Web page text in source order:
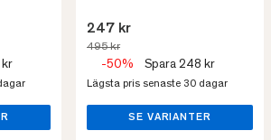
kr
247 kr
495 kr
-50% Spara 248 kr
Lägsta pris senaste 30 dagar
SE VARIANTER